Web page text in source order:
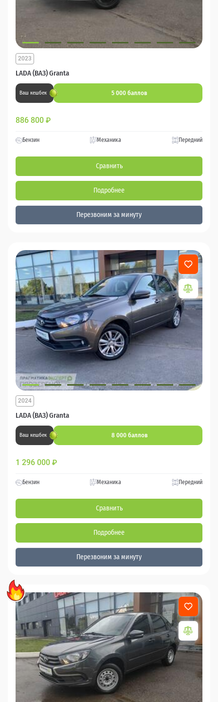
LADA (ВАЗ) Granta
2023
Ваш кешбек 5 000 баллов
886 800 ₽
Бензин Механика Передний
Сравнить
Подробнее
Перезвоним за минуту
LADA (ВАЗ) Granta
2024
Ваш кешбек 8 000 баллов
1 296 000 ₽
Бензин Механика Передний
Сравнить
Подробнее
Перезвоним за минуту